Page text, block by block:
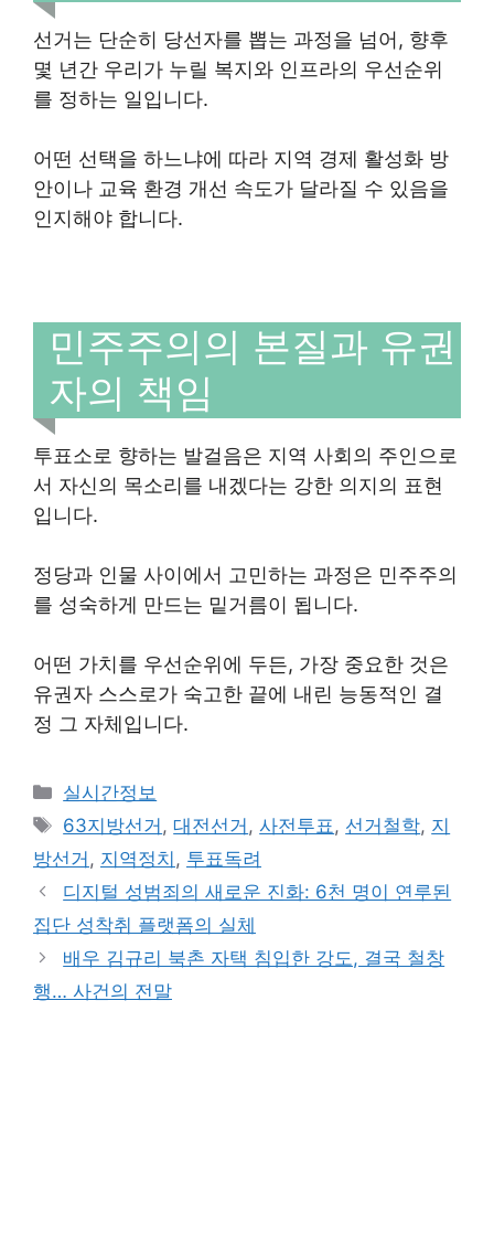
선거는 단순히 당선자를 뽑는 과정을 넘어, 향후
몇 년간 우리가 누릴 복지와 인프라의 우선순위
를 정하는 일입니다.
어떤 선택을 하느냐에 따라 지역 경제 활성화 방
안이나 교육 환경 개선 속도가 달라질 수 있음을
인지해야 합니다.
민주주의의 본질과 유권
자의 책임
투표소로 향하는 발걸음은 지역 사회의 주인으로
서 자신의 목소리를 내겠다는 강한 의지의 표현
입니다.
정당과 인물 사이에서 고민하는 과정은 민주주의
를 성숙하게 만드는 밑거름이 됩니다.
어떤 가치를 우선순위에 두든, 가장 중요한 것은
유권자 스스로가 숙고한 끝에 내린 능동적인 결
정 그 자체입니다.
Categories
실시간정보
Tags
63지방선거 ,대전선거 ,사전투표, 선거철학, 지
방선거 , 지역정치 , 투표독려
디지털 성범죄의 새로운 진화: 6천 명이 연루된
집단 성착취 플랫폼의 실체
배우 김규리 북촌 자택 침입한 강도, 결국 철창
행… 사건의 전말